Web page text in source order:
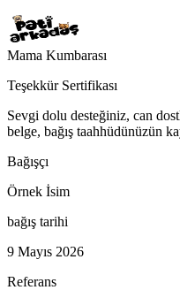
Mama Kumbarası
Teşekkür Sertifikası
Sevgi dolu desteğiniz, can
belge, bağış taahhüdünüzün
Bağışçı
Örnek İsim
bağış tarihi
9 Mayıs 2026
Referans